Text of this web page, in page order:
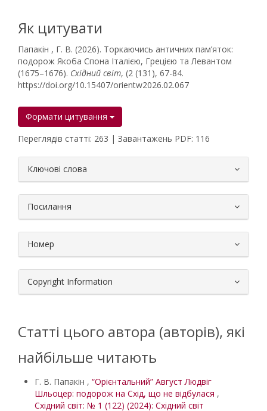
Як цитувати
Папакін , Г. В. (2026). Торкаючись античних пам’яток:
подорож Якоба Спона Італією, Грецією та Левантом
(1675–1676). Східний світ, (2 (131), 67-84.
https://doi.org/10.15407/orientw2026.02.067
Формати цитування
Переглядів статті: 263 | Завантажень PDF: 116
Ключові слова
Посилання
Номер
Copyright Information
Статті цього автора (авторів), які
найбільше читають
Г. В. Папакін , “Орієнтальний” Август Людвіг
Шльоцер: подорож на Схід, що не відбулася ,
Східний світ: № 1 (122) (2024): Східний світ